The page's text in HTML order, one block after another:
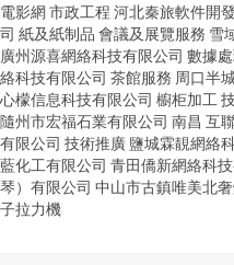
電影網市政工程 河北秦旅軟件開
司 紙及紙制品 會議及展覽服務 雪
廣州源喜網絡科技有限公司 數據
絡科技有限公司 茶館服務 周口半
心檬信息科技有限公司 櫥柜加工
隨州市宏福石業有限公司 南昌 互
有限公司 技術推廣 鹽城霖靚網絡
藍化工有限公司 青田僑新網絡科
琴）有限公司 中山市古鎮唯美北
子拉力機